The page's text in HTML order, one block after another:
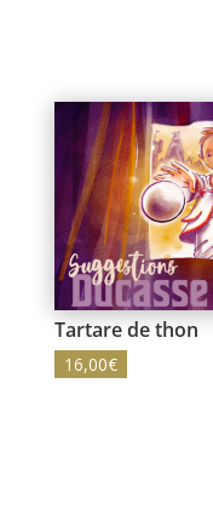
Tartare de thon
16,00€